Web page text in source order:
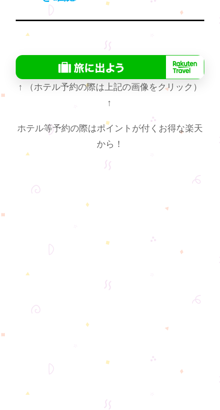
↑ （ホテル予約の際は上記の画像をクリック）
↑
ホテル等予約の際はポイントが付くお得な楽天
から！